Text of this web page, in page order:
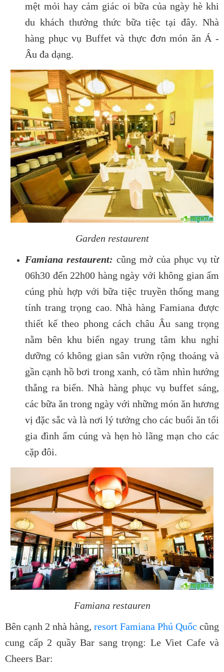
mệt mỏi hay cảm giác oi bữa của ngày hè khi
du khách thưởng thức bữa tiệc tại đây. Nhà
hàng phục vụ Buffet và thực đơn món ăn Á -
Âu đa dạng.
Garden restaurent
Famiana restaurent: cũng mở của phục vụ từ
06h30 đến 22h00 hàng ngày với không gian ấm
cúng phù hợp với bữa tiệc truyền thống mang
tính trang trọng cao. Nhà hàng Famiana được
thiết kế theo phong cách châu Âu sang trọng
nằm bên khu biển ngay trung tâm khu nghỉ
dưỡng có không gian sân vườn rộng thoáng và
gần cạnh hồ bơi trong xanh, có tầm nhìn hướng
thẳng ra biển. Nhà hàng phục vụ buffet sáng,
các bữa ăn trong ngày với những món ăn hương
vị đặc sắc và là nơi lý tưởng cho các buổi ăn tối
gia đình ấm cúng và hẹn hò lãng mạn cho các
cặp đôi.
Famiana restauren
Bên cạnh 2 nhà hàng, resort Famiana Phú Quốc cũng
cung cấp 2 quầy Bar sang trọng: Le Viet Cafe và
Cheers Bar: